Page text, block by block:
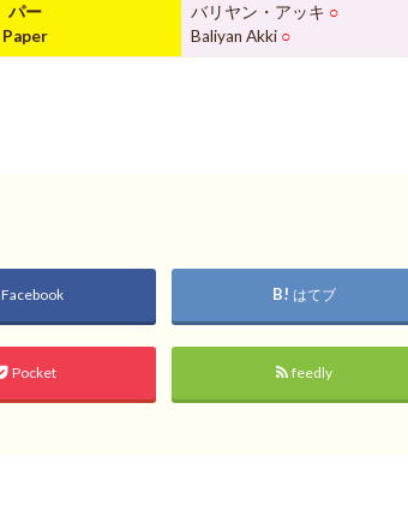
パー
Paper
バリヤン・アッキ ○
Baliyan Akki ○
Facebook はてブ
Pocket feedly